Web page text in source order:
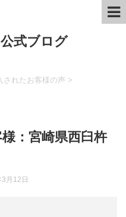
式ブログ
されたお客様の声 >
：宮崎県西臼杵
月12日